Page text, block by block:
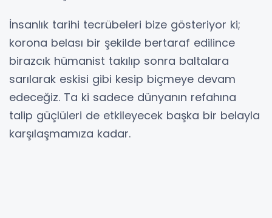
İnsanlık tarihi tecrübeleri bize gösteriyor ki;
korona belası bir şekilde bertaraf edilince
birazcık hümanist takılıp sonra baltalara
sarılarak eskisi gibi kesip biçmeye devam
edeceğiz. Ta ki sadece dünyanın refahına
talip güçlüleri de etkileyecek başka bir belayla
karşılaşmamıza kadar.